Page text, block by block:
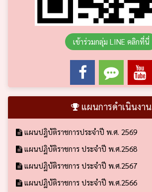
เข้าร่วมกลุ่ม LINE คลิกที่นี่
แผนการดำเนินงาน
แผนปฎิบัติราชการประจำปี พ.ศ. 2569
แผนปฏิบัติราชการ ประจำปี พ.ศ.2568
แผนปฏิบัติราชการ ประจำปี พ.ศ.2567
แผนปฏิบัติราชการ ประจำปี พ.ศ.2566